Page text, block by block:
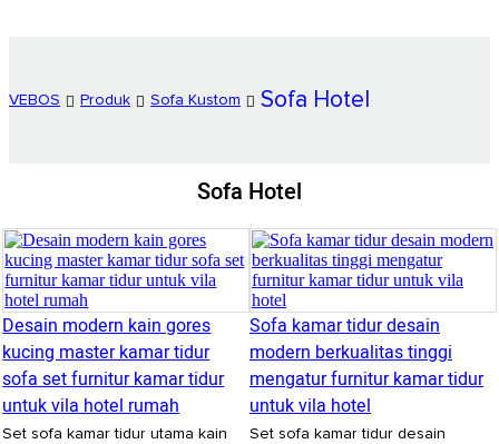
VEBOS Produk Sofa Kustom Sofa Hotel
Sofa Hotel
Desain modern kain gores
kucing master kamar tidur
sofa set furnitur kamar tidur
untuk vila hotel rumah
Set sofa kamar tidur utama kain
Sofa kamar tidur desain
modern berkualitas tinggi
mengatur furnitur kamar tidur
untuk vila hotel
Set sofa kamar tidur desain